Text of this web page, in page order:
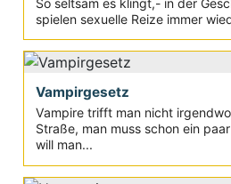
spielen sexuelle Reize immer
Vampirgesetz
Vampire trifft man nicht
Straße, man muss schon ein
will man...